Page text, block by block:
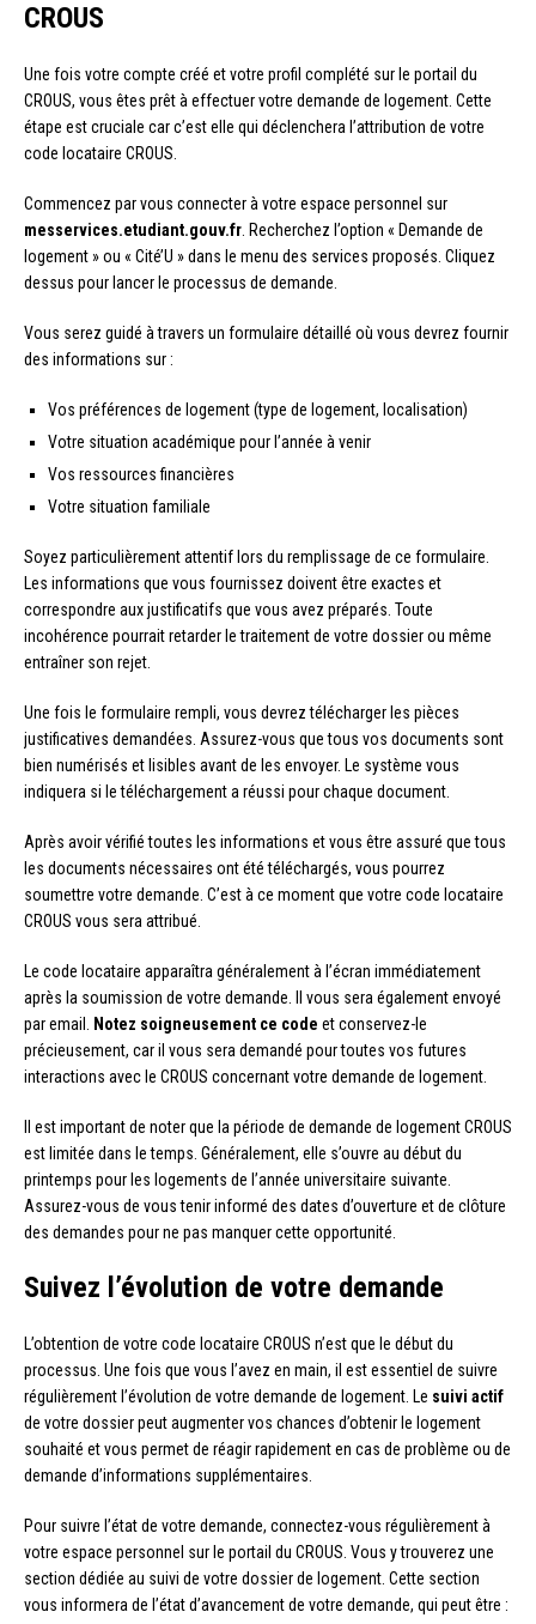
CROUS
Une fois votre compte créé et votre profil complété sur le portail du
CROUS, vous êtes prêt à effectuer votre demande de logement. Cette
étape est cruciale car c’est elle qui déclenchera l’attribution de votre
code locataire CROUS.
Commencez par vous connecter à votre espace personnel sur
messervices.etudiant.gouv.fr. Recherchez l’option « Demande de
logement » ou « Cité’U » dans le menu des services proposés. Cliquez
dessus pour lancer le processus de demande.
Vous serez guidé à travers un formulaire détaillé où vous devrez fournir
des informations sur :
Vos préférences de logement (type de logement, localisation)
Votre situation académique pour l’année à venir
Vos ressources financières
Votre situation familiale
Soyez particulièrement attentif lors du remplissage de ce formulaire.
Les informations que vous fournissez doivent être exactes et
correspondre aux justificatifs que vous avez préparés. Toute
incohérence pourrait retarder le traitement de votre dossier ou même
entraîner son rejet.
Une fois le formulaire rempli, vous devrez télécharger les pièces
justificatives demandées. Assurez-vous que tous vos documents sont
bien numérisés et lisibles avant de les envoyer. Le système vous
indiquera si le téléchargement a réussi pour chaque document.
Après avoir vérifié toutes les informations et vous être assuré que tous
les documents nécessaires ont été téléchargés, vous pourrez
soumettre votre demande. C’est à ce moment que votre code locataire
CROUS vous sera attribué.
Le code locataire apparaîtra généralement à l’écran immédiatement
après la soumission de votre demande. Il vous sera également envoyé
par email. Notez soigneusement ce code et conservez-le
précieusement, car il vous sera demandé pour toutes vos futures
interactions avec le CROUS concernant votre demande de logement.
Il est important de noter que la période de demande de logement CROUS
est limitée dans le temps. Généralement, elle s’ouvre au début du
printemps pour les logements de l’année universitaire suivante.
Assurez-vous de vous tenir informé des dates d’ouverture et de clôture
des demandes pour ne pas manquer cette opportunité.
Suivez l’évolution de votre demande
L’obtention de votre code locataire CROUS n’est que le début du
processus. Une fois que vous l’avez en main, il est essentiel de suivre
régulièrement l’évolution de votre demande de logement. Le suivi actif
de votre dossier peut augmenter vos chances d’obtenir le logement
souhaité et vous permet de réagir rapidement en cas de problème ou de
demande d’informations supplémentaires.
Pour suivre l’état de votre demande, connectez-vous régulièrement à
votre espace personnel sur le portail du CROUS. Vous y trouverez une
section dédiée au suivi de votre dossier de logement. Cette section
vous informera de l’état d’avancement de votre demande, qui peut être :